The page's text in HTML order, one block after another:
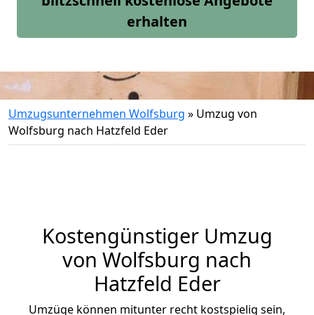
erhalten
Umzugsunternehmen Wolfsburg » Umzug von
Wolfsburg nach Hatzfeld Eder
Kostengünstiger Umzug
von Wolfsburg nach
Hatzfeld Eder
Umzüge können mitunter recht kostspielig sein,